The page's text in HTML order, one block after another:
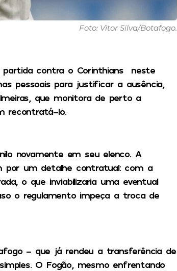
Foto: Vitor Silva/Botafogo.
partida contra o Corinthians neste
pessoais para justificar a ausência,
que monitora de perto a
recontratá-lo.
novamente em seu elenco. A
por um detalhe contratual: com a
o que inviabilizaria uma eventual
o regulamento impeça a troca de
– que já rendeu a transferência de
O Fogão, mesmo enfrentando